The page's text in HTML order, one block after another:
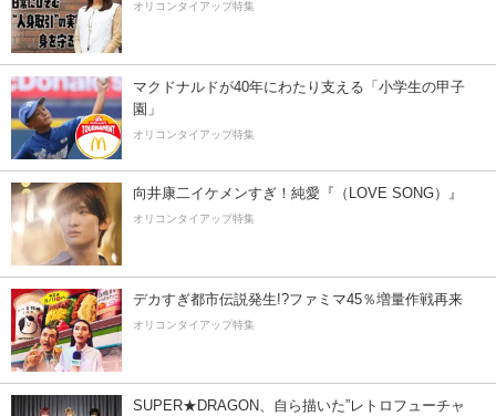
オリコンタイアップ特集
マクドナルドが40年にわたり支える「小学生の甲子
園」
オリコンタイアップ特集
向井康二イケメンすぎ！純愛『（LOVE SONG）』
オリコンタイアップ特集
デカすぎ都市伝説発生!?ファミマ45％増量作戦再来
オリコンタイアップ特集
SUPER★DRAGON、自ら描いた”レトロフューチャ